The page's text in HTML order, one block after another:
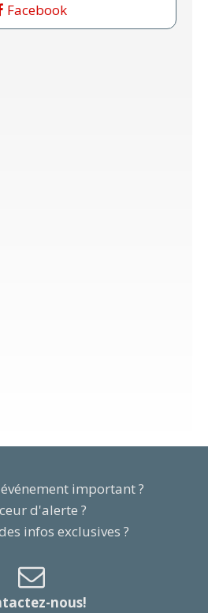
Facebook
important ?
d'alerte ?
infos exclusives ?
nous!